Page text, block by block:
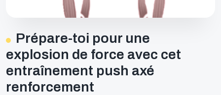
Prépare-toi pour une
explosion de force avec cet
entraînement push axé
renforcement